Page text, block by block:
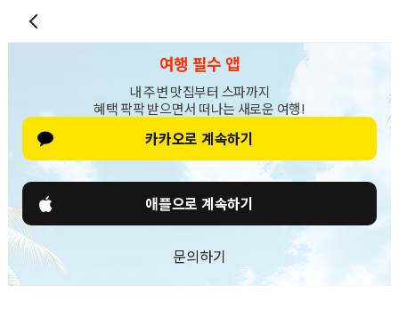
여행 필수 앱
내 주변 맛집부터 스파까지
혜택 팍팍 받으면서 떠나는 새로운 여행!
카카오로 계속하기
애플으로 계속하기
문의하기